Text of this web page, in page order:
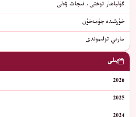
گۈلباھار توختى، نىجات ۋەلى
خۇرشىدە جۈمەخۇن
ﻣﺎﺭﯨﻲ ﺗﻮﻟﯩﻤﻮﻧﺪﻯ
يىلى
2026
2025